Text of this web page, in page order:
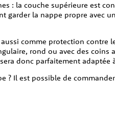
: la couche supérieure est
la nappe propre avec
comme protection contre
rond ou avec des
donc parfaitement adaptée
Il est possible de